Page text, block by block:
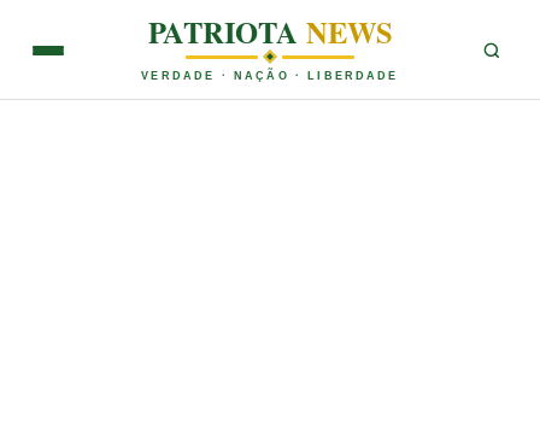
PATRIOTANEWS
VERDADE · NAÇÃO · LIBERDADE